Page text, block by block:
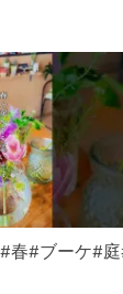
春#ブーケ#